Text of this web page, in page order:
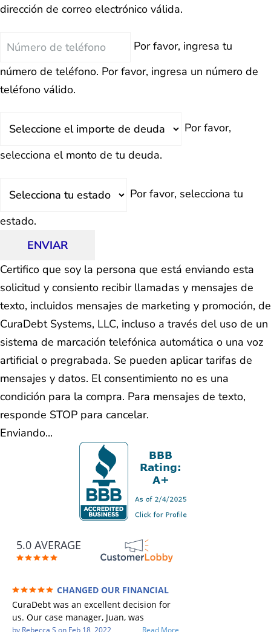
dirección de correo electrónico válida.
Teléfono
Por favor, ingresa tu
número de teléfono. Por favor, ingresa un número de
teléfono válido.
Por favor,
selecciona el monto de tu deuda.
Por favor, selecciona tu
estado.
ENVIAR
Certifico que soy la persona que está enviando esta
solicitud y consiento recibir llamadas y mensajes de
texto, incluidos mensajes de marketing y promoción, de
CuraDebt Systems, LLC, incluso a través del uso de un
sistema de marcación telefónica automática o una voz
artificial o pregrabada. Se pueden aplicar tarifas de
mensajes y datos. El consentimiento no es una
condición para la compra. Para mensajes de texto,
responde STOP para cancelar.
Enviando...
5.0 AVERAGE
CHANGED OUR FINANCIAL
FUTURE (credit 200 Points / 90 K in debt
GONE)
CuraDebt was an excellent decision for
us. Our case manager, Juan, was
by Rebecca S on Feb 18, 2022 Read More